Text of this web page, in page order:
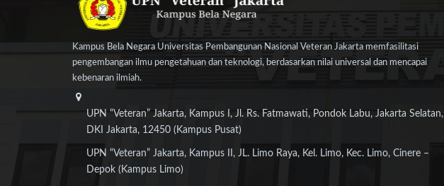
Kampus Bela Negara Universitas Pembangunan Nasional Veteran Jakarta memfasilitasi
pengembangan ilmu pengetahuan dan teknologi, berdasarkan nilai universal dan mencapai
kebenaran ilmiah.
UPN “Veteran” Jakarta, Kampus I, Jl. Rs. Fatmawati, Pondok Labu, Jakarta Selatan,
DKI Jakarta, 12450 (Kampus Pusat)
UPN “Veteran” Jakarta, Kampus II, JL. Limo Raya, Kel. Limo, Kec. Limo, Cinere –
Depok (Kampus Limo)